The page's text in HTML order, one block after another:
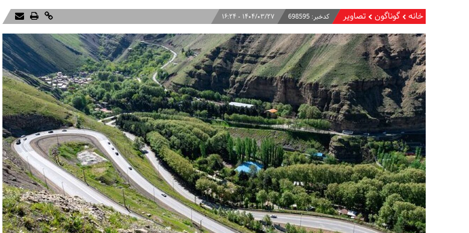
خانه گوناگون تصاویر کدخبر: 698595 ۱۴۰۴/۰۳/۲۷ - ۱۶:۲۴